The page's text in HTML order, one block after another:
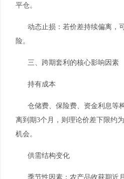
平仓。
动态止损：若价差持续偏离，
险。
三、跨期套利的核心影响因素
持有成本
仓储费、保险费、资金利息等
离到期3个月，则理论价差下限约
机会。
供需结构变化
季节性因素：农产品收获期近